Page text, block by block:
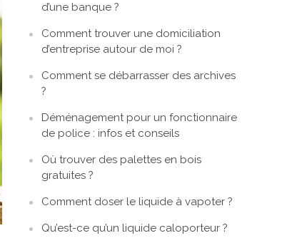
d’une banque ?
Comment trouver une domiciliation
d’entreprise autour de moi ?
Comment se débarrasser des archives
?
Déménagement pour un fonctionnaire
de police : infos et conseils
Où trouver des palettes en bois
gratuites ?
Comment doser le liquide à vapoter ?
Qu’est-ce qu’un liquide caloporteur ?